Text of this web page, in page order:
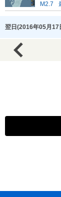
M2.7
翌日(2016年05月17